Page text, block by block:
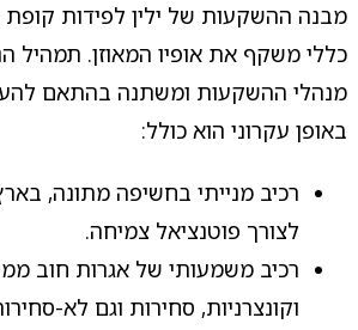
מבנה ההשקעות של ילין לפידות
כללי משקף את אופיו המאוזן. תמהיל
מנהלי ההשקעות ומשתנה בהתאם
באופן עקרוני הוא כולל:
רכיב מנייתי בחשיפה מתונה,
לצורך פוטנציאל צמיחה.
רכיב משמעותי של אגרות חוב
וקונצרניות, סחירות וגם לא-